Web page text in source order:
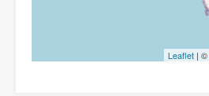
Leaflet | ©